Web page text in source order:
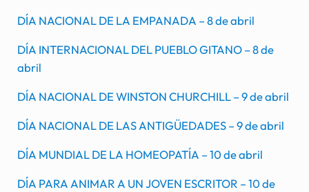
DÍA NACIONAL DE LA EMPANADA – 8 de abril
DÍA INTERNACIONAL DEL PUEBLO GITANO – 8 de
abril
DÍA NACIONAL DE WINSTON CHURCHILL – 9 de abril
DÍA NACIONAL DE LAS ANTIGÜEDADES – 9 de abril
DÍA MUNDIAL DE LA HOMEOPATÍA – 10 de abril
DÍA PARA ANIMAR A UN JOVEN ESCRITOR – 10 de